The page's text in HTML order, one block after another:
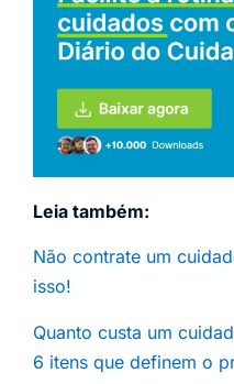
Leia também:
Não contrate um
isso!
Quanto custa um
6 itens que definem o